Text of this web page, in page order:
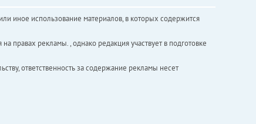
иное использование материалов, в которых содержится
правах рекламы. , однако редакция участвует в подготовке
ответственность за содержание рекламы несет